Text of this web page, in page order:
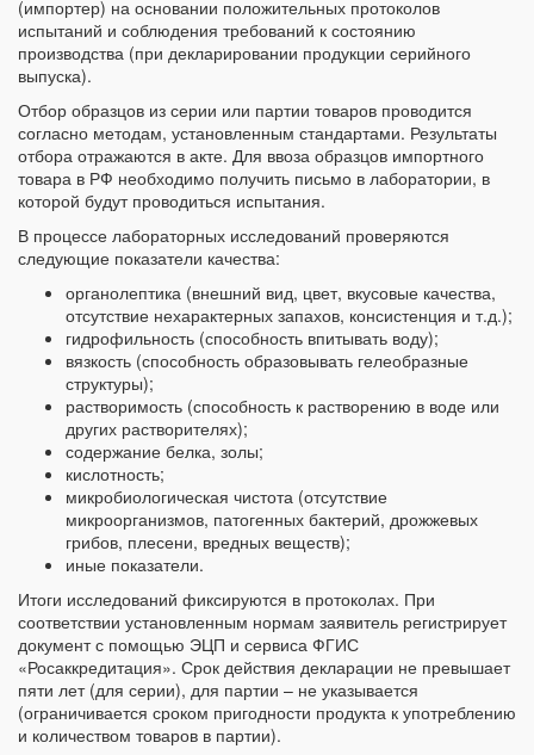
(импортер) на основании положительных протоколов
испытаний и соблюдения требований к состоянию
производства (при декларировании продукции серийного
выпуска).
Отбор образцов из серии или партии товаров проводится
согласно методам, установленным стандартами. Результаты
отбора отражаются в акте. Для ввоза образцов импортного
товара в РФ необходимо получить письмо в лаборатории, в
которой будут проводиться испытания.
В процессе лабораторных исследований проверяются
следующие показатели качества:
органолептика (внешний вид, цвет, вкусовые качества,
отсутствие нехарактерных запахов, консистенция и т.д.);
гидрофильность (способность впитывать воду);
вязкость (способность образовывать гелеобразные
структуры);
растворимость (способность к растворению в воде или
других растворителях);
содержание белка, золы;
кислотность;
микробиологическая чистота (отсутствие
микроорганизмов, патогенных бактерий, дрожжевых
грибов, плесени, вредных веществ);
иные показатели.
Итоги исследований фиксируются в протоколах. При
соответствии установленным нормам заявитель регистрирует
документ с помощью ЭЦП и сервиса ФГИС
«Росаккредитация». Срок действия декларации не превышает
пяти лет (для серии), для партии – не указывается
(ограничивается сроком пригодности продукта к употреблению
и количеством товаров в партии).